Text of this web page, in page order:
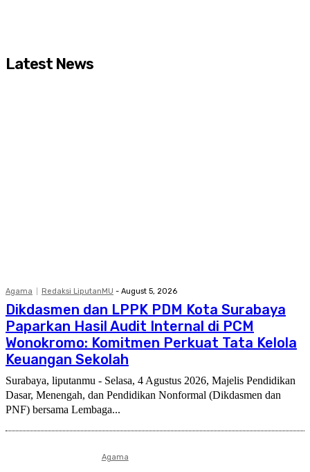
Latest News
Agama Redaksi LiputanMU - August 5, 2026
Dikdasmen dan LPPK PDM Kota Surabaya
Paparkan Hasil Audit Internal di PCM
Wonokromo: Komitmen Perkuat Tata Kelola
Keuangan Sekolah
Surabaya, liputanmu - Selasa, 4 Agustus 2026, Majelis Pendidikan
Dasar, Menengah, dan Pendidikan Nonformal (Dikdasmen dan
PNF) bersama Lembaga...
Agama